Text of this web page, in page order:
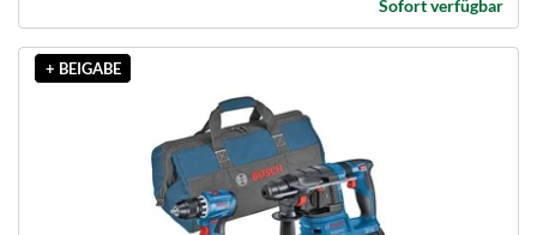
Sofort verfügbar
+ BEIGABE